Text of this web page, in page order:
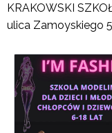
KRAKOWSKI
ulica Zamoyskiego